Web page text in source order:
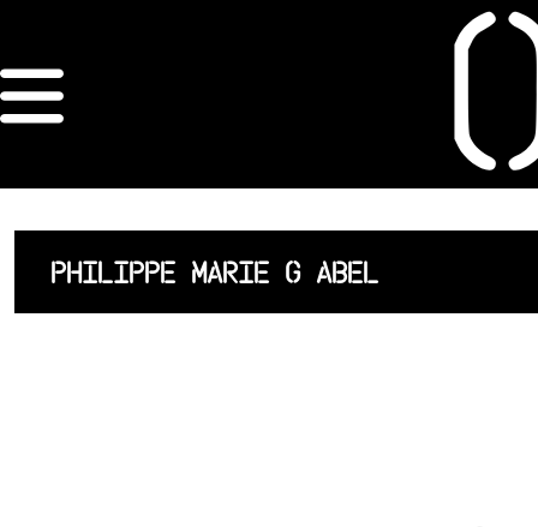
ORDRE DES
ARCHITECTES
ACCUEIL
LISTE DES
PHILIPPE MARIE G ABEL